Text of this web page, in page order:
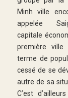
Minh ville
appelée
capitale
première
terme de
cessé de se
autre de sa
C’est